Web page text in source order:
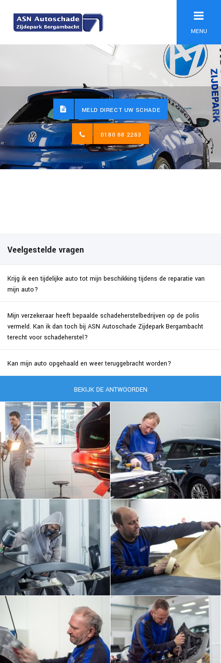
MENU
MELD DIRECT UW SCHADE
0180 68 2263
Veelgestelde vragen
Krijg ik een tijdelijke auto tot mijn beschikking tijdens de reparatie van
mijn auto?
Mijn verzekeraar heeft bepaalde schadeherstelbedrijven op de polis
vermeld. Kan ik dan toch bij ASN Autoschade Zijdepark Bergambacht
terecht voor schadeherstel?
Kan mijn auto opgehaald en weer teruggebracht worden?
BEKIJK DE ANTWOORDEN